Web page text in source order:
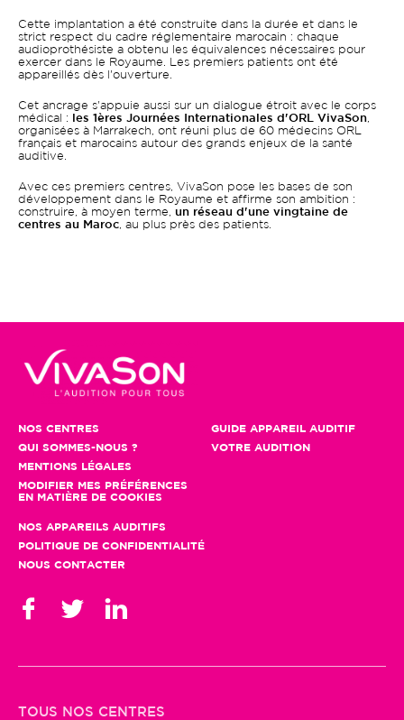
Cette implantation a été construite dans la durée et dans le
strict respect du cadre réglementaire marocain : chaque
audioprothésiste a obtenu les équivalences nécessaires pour
exercer dans le Royaume. Les premiers patients ont été
appareillés dès l'ouverture.
Cet ancrage s'appuie aussi sur un dialogue étroit avec le corps
médical :
les 1ères Journées Internationales d'ORL VivaSon
organisées à Marrakech, ont réuni plus de 60 médecins ORL
français et marocains autour des grands enjeux de la santé
auditive.
Avec ces premiers centres, VivaSon pose les bases de son
développement dans le Royaume et affirme son ambition :
construire, à moyen terme, un réseau d'une vingtaine de
centres au Maroc , au plus près des patients.
NOS CENTRES
QUI SOMMES-NOUS ?
MENTIONS LÉGALES
MODIFIER MES PRÉFÉRENCES
EN MATIÈRE DE COOKIES
GUIDE APPAREIL AUDITIF
VOTRE AUDITION
NOS APPAREILS AUDITIFS
POLITIQUE DE CONFIDENTIALITÉ
NOUS CONTACTER
TOUS NOS CENTRES